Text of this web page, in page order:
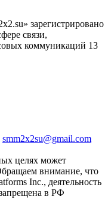
зарегистрировано
связи,
коммуникаций 13
smm2x2su@gmail.com
целях может
внимание, что
Inc., деятельность
в РФ